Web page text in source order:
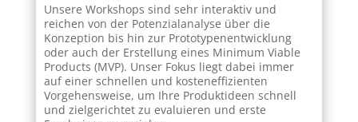
Unsere Workshops sind sehr interaktiv und
reichen von der Potenzialanalyse über die
Konzeption bis hin zur Prototypenentwicklung
oder auch der Erstellung eines Minimum Viable
Products (MVP). Unser Fokus liegt dabei immer
auf einer schnellen und kosteneffizienten
Vorgehensweise, um Ihre Produktideen schnell
und zielgerichtet zu evaluieren und erste